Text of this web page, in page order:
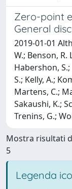
Zero-point
General
2019-01-01
W.; Benson,
Habershon, S.;
S.; Kelly, A.;
Martens, C.;
Sakaushi, K.;
Trenins, G.;
Mostra risultati
5
Legenda